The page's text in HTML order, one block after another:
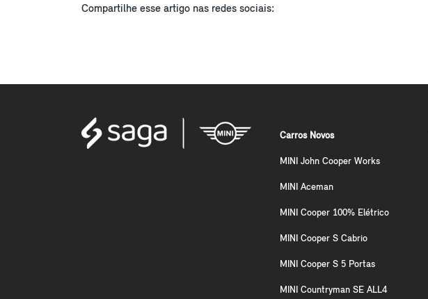
Compartilhe esse artigo nas redes sociais:
Carros Novos
MINI John Cooper Works
MINI Aceman
MINI Cooper 100% Elétrico
MINI Cooper S Cabrio
MINI Cooper S 5 Portas
MINI Countryman SE ALL4